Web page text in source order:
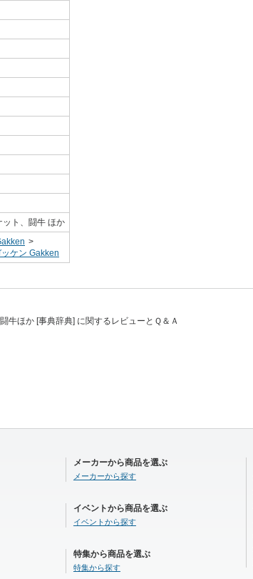
ット、闘牛 ほか
>
ケン Gakken
ほか [事典辞典] に関するレビューとＱ＆Ａ
メーカーから商品を選ぶ
メーカーから探す
イベントから商品を選ぶ
イベントから探す
特集から商品を選ぶ
特集から探す